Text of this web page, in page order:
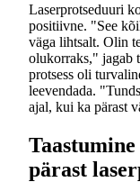
Laserprotseduuri
positiivne. "See
väga lihtsalt. Olin
olukorraks," jagab
protsess oli
leevendada.
ajal, kui ka pärast
pärast